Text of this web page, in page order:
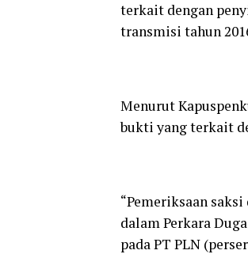
terkait dengan
transmisi tahun
Menurut
bukti yang terkait
“Pemeriksaan
dalam Perkara
pada PT PLN